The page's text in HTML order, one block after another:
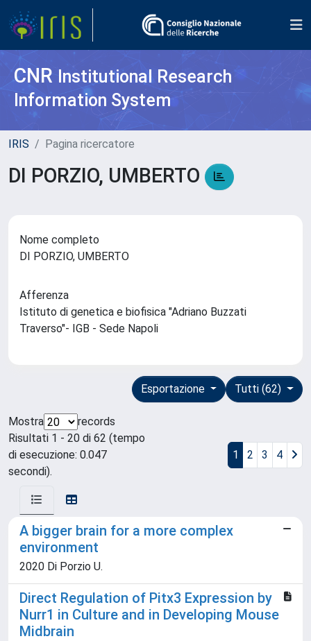
CNR Institutional Research
Information System
IRIS Pagina ricercatore
DI PORZIO, UMBERTO
Nome completo
DI PORZIO, UMBERTO
Afferenza
Istituto di genetica e biofisica "Adriano Buzzati
Traverso"- IGB - Sede Napoli
Tutti (62)
Esportazione
Mostra
records
Risultati 1 - 20 di 62 (tempo
di esecuzione: 0.047
secondi).
1 2 3 4
A bigger brain for a more complex
environment
2020 Di Porzio U.
Direct Regulation of Pitx3 Expression by
Nurr1 in Culture and in Developing Mouse
Midbrain